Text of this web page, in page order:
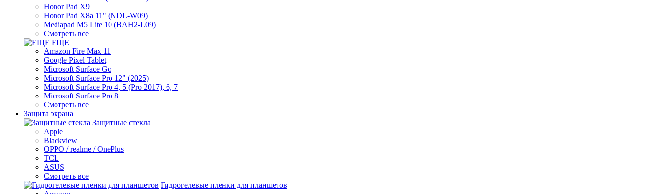
Honor Pad X9
Honor Pad X8a 11" (NDL-W09)
Mediapad M5 Lite 10 (BAH2-L09)
Смотреть все
ЕЩЕ
Amazon Fire Max 11
Google Pixel Tablet
Microsoft Surface Go
Microsoft Surface Pro 12" (2025)
Microsoft Surface Pro 4, 5 (Pro 2017), 6, 7
Microsoft Surface Pro 8
Смотреть все
Защита экрана
Защитные стекла
Apple
Blackview
OPPO / realme / OnePlus
TCL
ASUS
Смотреть все
Гидрогелевые пленки для планшетов